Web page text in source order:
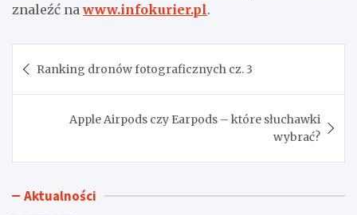
znaleźć nawww.infokurier.pl.
wpisu
Ranking dronów fotograficznych cz. 3
Apple Airpods czy Earpods – które słuchawki
wybrać?
Aktualności